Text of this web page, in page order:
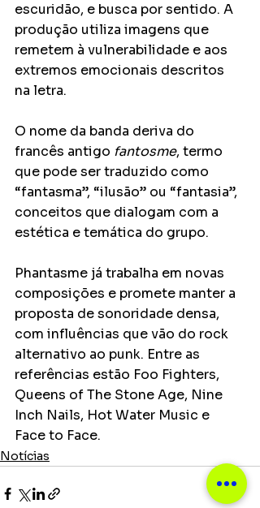
escuridão, e busca por sentido. A
produção utiliza imagens que
remetem à vulnerabilidade e aos
extremos emocionais descritos
na letra.
O nome da banda deriva do
francês antigo fantosme, termo
que pode ser traduzido como
“fantasma”, “ilusão” ou “fantasia”,
conceitos que dialogam com a
estética e temática do grupo.
Phantasme já trabalha em novas
composições e promete manter a
proposta de sonoridade densa,
com influências que vão do rock
alternativo ao punk. Entre as
referências estão Foo Fighters,
Queens of The Stone Age, Nine
Inch Nails, Hot Water Music e
Face to Face.
Notícias